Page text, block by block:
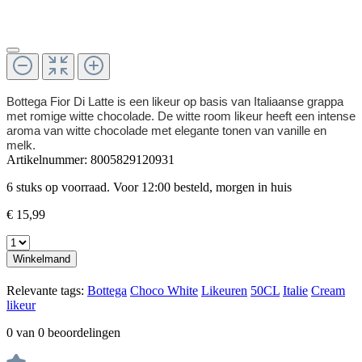
Bottega Fior Di Latte is een likeur op basis van Italiaanse grappa
met romige witte chocolade. De witte room likeur heeft een intense
aroma van witte chocolade met elegante tonen van vanille en
melk.
Artikelnummer: 8005829120931
6 stuks op voorraad. Voor 12:00 besteld, morgen in huis
€ 15,99
Winkelmand
Relevante tags: Bottega Choco White Likeuren 50CL Italie Cream
likeur
0 van 0 beoordelingen